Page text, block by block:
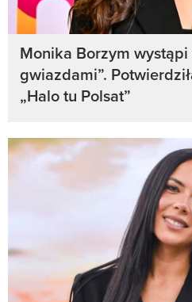
Monika Borzym wystąpi
gwiazdami”.
„Halo tu Polsat”